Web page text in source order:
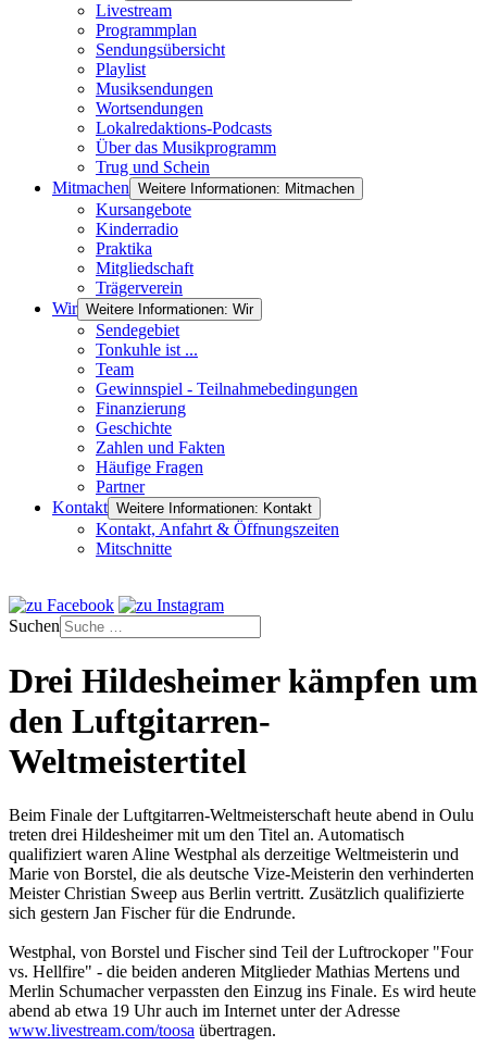
Livestream
Programmplan
Sendungsübersicht
Playlist
Musiksendungen
Wortsendungen
Lokalredaktions-Podcasts
Über das Musikprogramm
Trug und Schein
Mitmachen Weitere Informationen: Mitmachen
Kursangebote
Kinderradio
Praktika
Mitgliedschaft
Trägerverein
Wir Weitere Informationen: Wir
Sendegebiet
Tonkuhle ist ...
Team
Gewinnspiel - Teilnahmebedingungen
Finanzierung
Geschichte
Zahlen und Fakten
Häufige Fragen
Partner
Kontakt Weitere Informationen: Kontakt
Kontakt, Anfahrt & Öffnungszeiten
Mitschnitte
Suchen
Drei Hildesheimer kämpfen um
den Luftgitarren-
Weltmeistertitel
Beim Finale der Luftgitarren-Weltmeisterschaft heute abend in Oulu
treten drei Hildesheimer mit um den Titel an. Automatisch
qualifiziert waren Aline Westphal als derzeitige Weltmeisterin und
Marie von Borstel, die als deutsche Vize-Meisterin den verhinderten
Meister Christian Sweep aus Berlin vertritt. Zusätzlich qualifizierte
sich gestern Jan Fischer für die Endrunde.
Westphal, von Borstel und Fischer sind Teil der Luftrockoper "Four
vs. Hellfire" - die beiden anderen Mitglieder Mathias Mertens und
Merlin Schumacher verpassten den Einzug ins Finale. Es wird heute
abend ab etwa 19 Uhr auch im Internet unter der Adresse
www.livestream.com/toosa übertragen.